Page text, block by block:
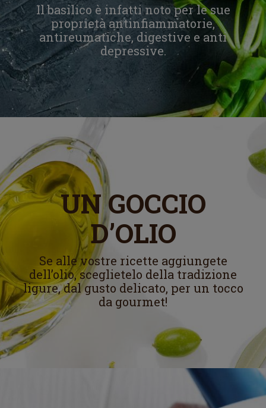
Il basilico è infatti noto per le sue
proprietà antinfiammatorie,
antireumatiche, digestive e anti
depressive.
UN GOCCIO
D’OLIO
Se alle vostre ricette aggiungete
dell’olio, sceglietelo della tradizione
ligure, dal gusto delicato, per un tocco
da gourmet!